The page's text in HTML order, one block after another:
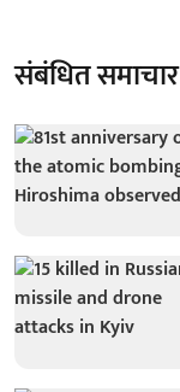
संबंधित समाचार